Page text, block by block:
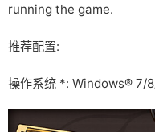
running the game.
推荐配置:
操作系统 *: Windows® 7/